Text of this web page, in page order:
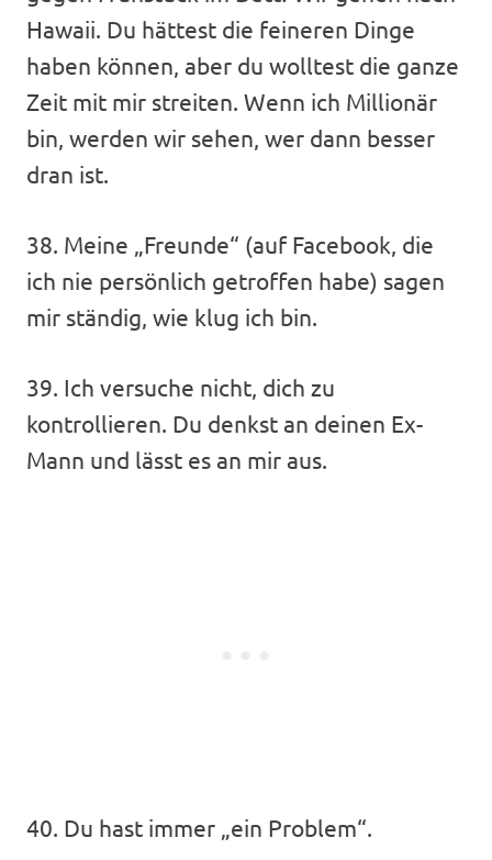
Hawaii. Du hättest die feineren Dinge
haben können, aber du wolltest die ganze
Zeit mit mir streiten. Wenn ich Millionär
bin, werden wir sehen, wer dann besser
dran ist.
38. Meine „Freunde“ (auf Facebook, die
ich nie persönlich getroffen habe) sagen
mir ständig, wie klug ich bin.
39. Ich versuche nicht, dich zu
kontrollieren. Du denkst an deinen Ex-
Mann und lässt es an mir aus.
40. Du hast immer „ein Problem“.